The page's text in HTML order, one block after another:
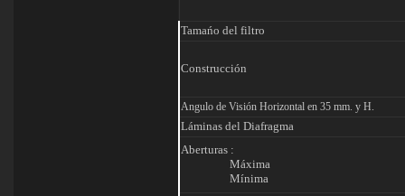
Tamańo del filtro
Construcción
Angulo de Visión Horizontal en 35 mm. y H.
Láminas del Diafragma
Aberturas :
Máxima
Mínima